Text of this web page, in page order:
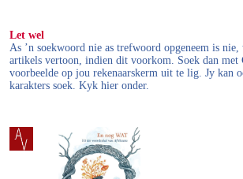
Let wel
As ’n soekwoord nie as trefwoord opgeneem is
artikels vertoon, indien dit voorkom. Soek dan
voorbeelde op jou rekenaarskerm uit te lig. Jy kan
karakters soek. Kyk hier onder.